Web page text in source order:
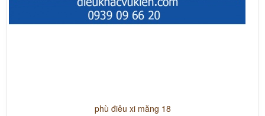
phù điêu xi măng 18